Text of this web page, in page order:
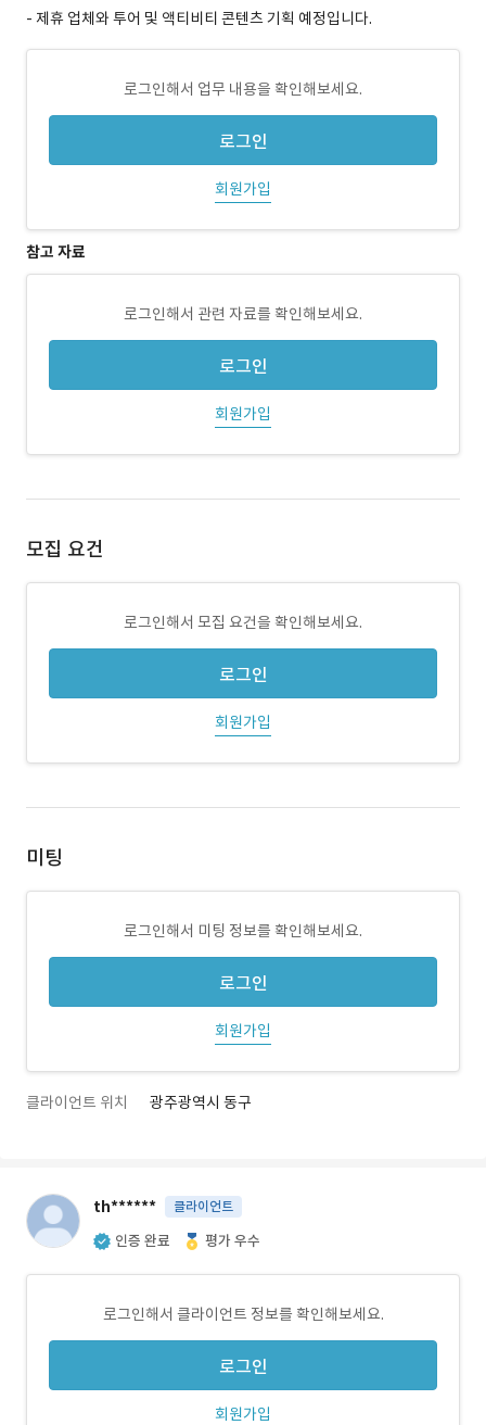
- 제휴 업체와 투어 및 액티비티 콘텐츠 기획 예정입니다.
로그인해서 업무 내용을 확인해보세요.
로그인
회원가입
참고 자료
로그인해서 관련 자료를 확인해보세요.
로그인
회원가입
모집 요건
로그인해서 모집 요건을 확인해보세요.
로그인
회원가입
미팅
로그인해서 미팅 정보를 확인해보세요.
로그인
회원가입
클라이언트 위치 광주광역시 동구
th****** 클라이언트
인증 완료 평가 우수
로그인해서 클라이언트 정보를 확인해보세요.
로그인
회원가입